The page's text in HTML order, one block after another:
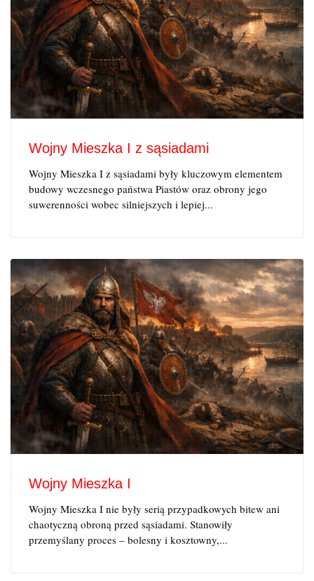
Wojny Mieszka I z sąsiadami
Wojny Mieszka I z sąsiadami były kluczowym elementem
budowy wczesnego państwa Piastów oraz obrony jego
suwerenności wobec silniejszych i lepiej...
Wojny Mieszka I
Wojny Mieszka I nie były serią przypadkowych bitew ani
chaotyczną obroną przed sąsiadami. Stanowiły
przemyślany proces – bolesny i kosztowny,...